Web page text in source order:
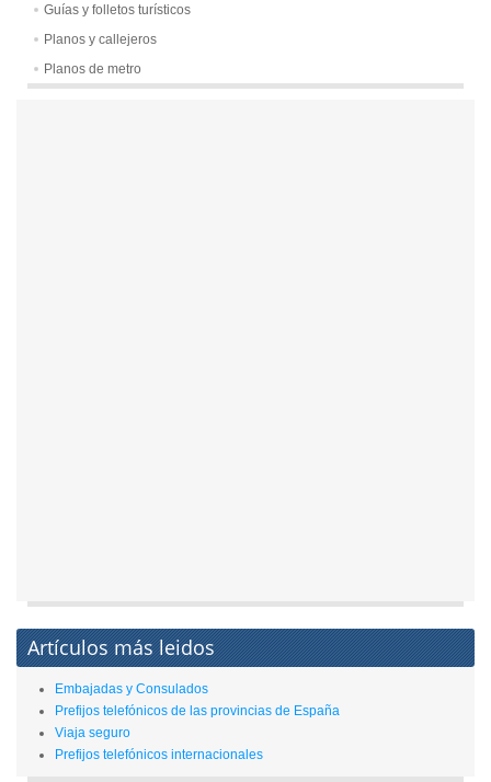
Guías y folletos turísticos
Planos y callejeros
Planos de metro
Artículos más leidos
Embajadas y Consulados
Prefijos telefónicos de las provincias de España
Viaja seguro
Prefijos telefónicos internacionales